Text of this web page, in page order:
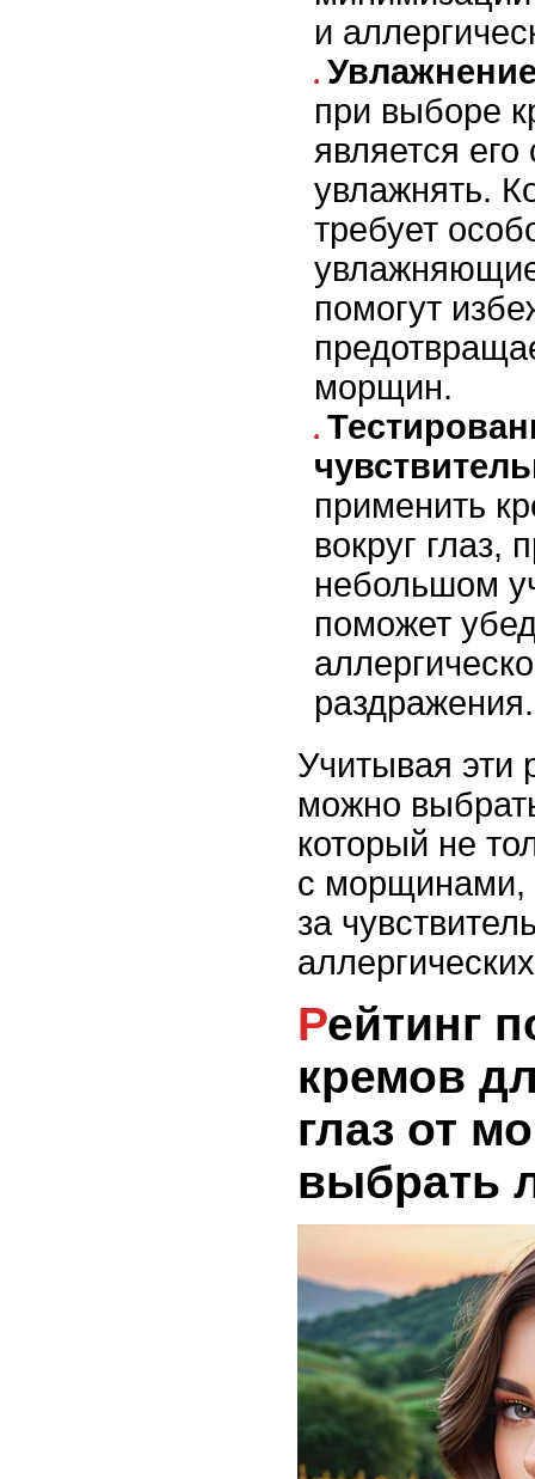
и
при выборе
является
увлажнять.
требует
помогут
морщин.
применить
вокруг глаз,
небольшом
поможет
раздражения.
Учитывая эти
можно
который не
с морщинами,
за
Рейтинг популярных
кремов
глаз от
выбрать